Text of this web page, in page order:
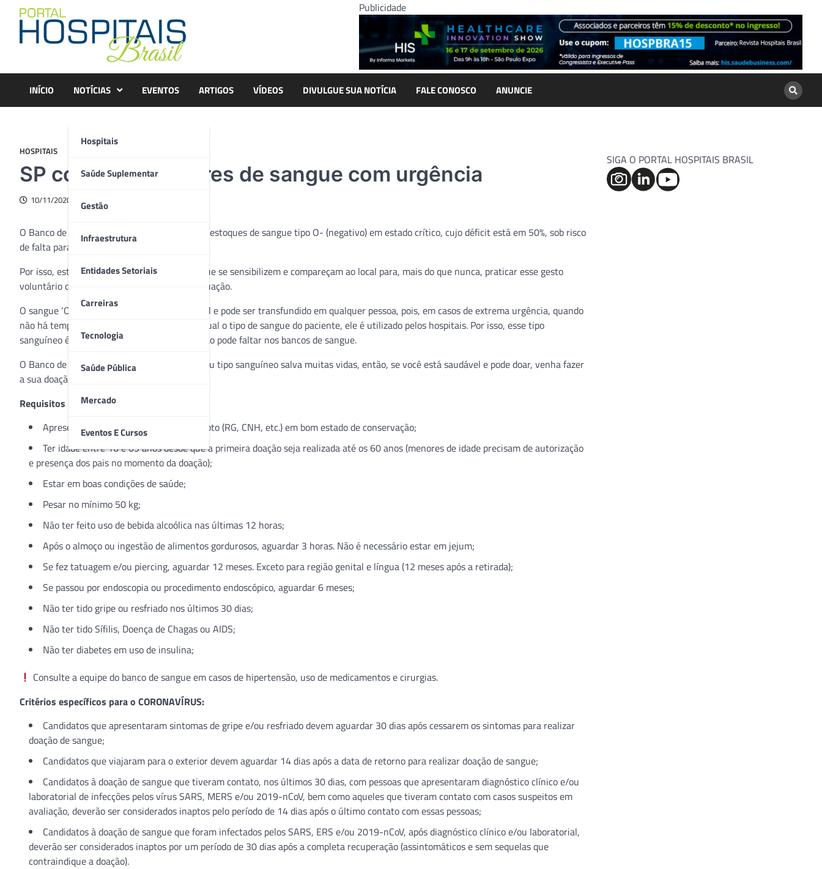
content
Publicidade
INÍCIO NOTÍCIAS
Hospitais
Saúde Suplementar
Gestão
Infraestrutura
Entidades Setoriais
Carreiras
Tecnologia
Saúde Pública
Mercado
Eventos E Cursos
EVENTOS ARTIGOS VÍDEOS DIVULGUE SUA NOTÍCIA FALE CONOSCO ANUNCIE
HOSPITAIS
SP convoca doadores de sangue com urgência
10/11/2020
O Banco de Sangue de São Paulo está com os estoques de sangue tipo O- (negativo) em estado crítico, cujo déficit está em 50%, sob risco
de falta para casos emergenciais.
Por isso, está convocando os doadores para que se sensibilizem e compareçam ao local para, mais do que nunca, praticar esse gesto
voluntário de doar sangue e reverter essa situação.
O sangue ‘O negativo’ é considerado universal e pode ser transfundido em qualquer pessoa, pois, em casos de extrema urgência, quando
não há tempo para exames que comprovem qual o tipo de sangue do paciente, ele é utilizado pelos hospitais. Por isso, esse tipo
sanguíneo é de fundamental importância e não pode faltar nos bancos de sangue.
O Banco de Sangue de São Paulo alerta: “O seu tipo sanguíneo salva muitas vidas, então, se você está saudável e pode doar, venha fazer
a sua doação o quanto antes”!
Requisitos básicos para doação de sangue:
Apresentar um documento oficial com foto (RG, CNH, etc.) em bom estado de conservação;
Ter idade entre 16 e 69 anos desde que a primeira doação seja realizada até os 60 anos (menores de idade precisam de autorização
e presença dos pais no momento da doação);
Estar em boas condições de saúde;
Pesar no mínimo 50 kg;
Não ter feito uso de bebida alcoólica nas últimas 12 horas;
Após o almoço ou ingestão de alimentos gordurosos, aguardar 3 horas. Não é necessário estar em jejum;
Se fez tatuagem e/ou piercing, aguardar 12 meses. Exceto para região genital e língua (12 meses após a retirada);
Se passou por endoscopia ou procedimento endoscópico, aguardar 6 meses;
Não ter tido gripe ou resfriado nos últimos 30 dias;
Não ter tido Sífilis, Doença de Chagas ou AIDS;
Não ter diabetes em uso de insulina;
Consulte a equipe do banco de sangue em casos de hipertensão, uso de medicamentos e cirurgias.
Critérios específicos para o CORONAVÍRUS:
Candidatos que apresentaram sintomas de gripe e/ou resfriado devem aguardar 30 dias após cessarem os sintomas para realizar
doação de sangue;
Candidatos que viajaram para o exterior devem aguardar 14 dias após a data de retorno para realizar doação de sangue;
Candidatos à doação de sangue que tiveram contato, nos últimos 30 dias, com pessoas que apresentaram diagnóstico clínico e/ou
laboratorial de infecções pelos vírus SARS, MERS e/ou 2019-nCoV, bem como aqueles que tiveram contato com casos suspeitos em
avaliação, deverão ser considerados inaptos pelo período de 14 dias após o último contato com essas pessoas;
Candidatos à doação de sangue que foram infectados pelos SARS, ERS e/ou 2019-nCoV, após diagnóstico clínico e/ou laboratorial,
deverão ser considerados inaptos por um período de 30 dias após a completa recuperação (assintomáticos e sem sequelas que
contraindique a doação).
SIGA O PORTAL HOSPITAIS BRASIL